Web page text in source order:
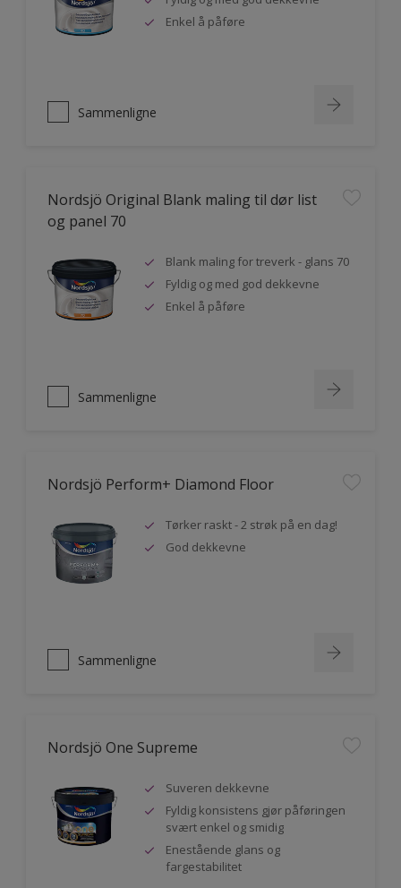
Enkel å påføre
Sammenligne
Nordsjö Original Blank maling til dør list
og panel 70
Blank maling for treverk - glans 70
Fyldig og med god dekkevne
Enkel å påføre
Sammenligne
Nordsjö Perform+ Diamond Floor
Tørker raskt - 2 strøk på en dag!
God dekkevne
Sammenligne
Nordsjö One Supreme
Suveren dekkevne
Fyldig konsistens gjør påføringen
svært enkel og smidig
Enestående glans og
fargestabilitet